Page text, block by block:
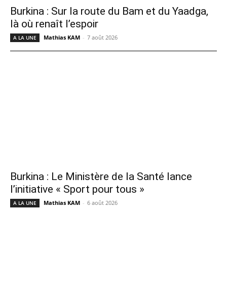
Burkina : Sur la route du Bam et du Yaadga,
là où renaît l’espoir
A LA UNE Mathias KAM - 7 août 2026
Burkina : Le Ministère de la Santé lance
l’initiative « Sport pour tous »
A LA UNE Mathias KAM - 6 août 2026